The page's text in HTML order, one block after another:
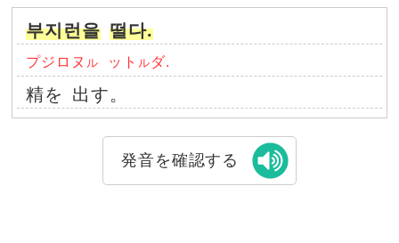
부지런을 떨다.
プジロヌ ル ット ル ダ.
精を 出す。
発音を確認する